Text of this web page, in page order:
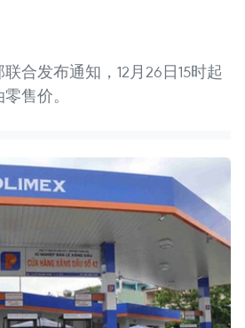
合发布通知，12月26日15时起
售价。